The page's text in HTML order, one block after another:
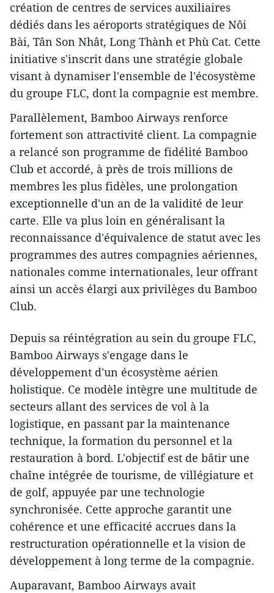
création de centres de services auxiliaires
dédiés dans les aéroports stratégiques de Nôi
Bài, Tân Son Nhât, Long Thành et Phù Cat. Cette
initiative s'inscrit dans une stratégie globale
visant à dynamiser l'ensemble de l'écosystème
du groupe FLC, dont la compagnie est membre.
Parallèlement, Bamboo Airways renforce
fortement son attractivité client. La compagnie
a relancé son programme de fidélité Bamboo
Club et accordé, à près de trois millions de
membres les plus fidèles, une prolongation
exceptionnelle d'un an de la validité de leur
carte. Elle va plus loin en généralisant la
reconnaissance d'équivalence de statut avec les
programmes des autres compagnies aériennes,
nationales comme internationales, leur offrant
ainsi un accès élargi aux privilèges du Bamboo
Club.
Depuis sa réintégration au sein du groupe FLC,
Bamboo Airways s'engage dans le
développement d'un écosystème aérien
holistique. Ce modèle intègre une multitude de
secteurs allant des services de vol à la
logistique, en passant par la maintenance
technique, la formation du personnel et la
restauration à bord. L'objectif est de bâtir une
chaîne intégrée de tourisme, de villégiature et
de golf, appuyée par une technologie
synchronisée. Cette approche garantit une
cohérence et une efficacité accrues dans la
restructuration opérationnelle et la vision de
développement à long terme de la compagnie.
Auparavant, Bamboo Airways avait